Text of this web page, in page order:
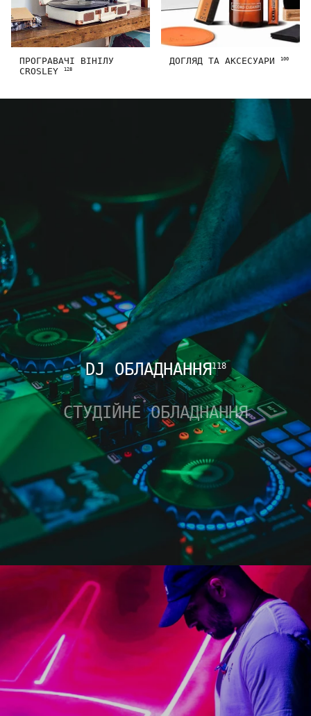
ПРОГРАВАЧІ ВІНІЛУ
CROSLEY
128
ДОГЛЯД ТА АКСЕСУАРИ 100
DJ ОБЛАДНАННЯ118
СТУДІЙНЕ ОБЛАДНАННЯ